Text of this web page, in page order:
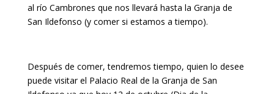
al río Cambrones que nos llevará hasta la Granja de
San Ildefonso (y comer si estamos a tiempo).
Después de comer, tendremos tiempo, quien lo desee
puede visitar el Palacio Real de la Granja de San